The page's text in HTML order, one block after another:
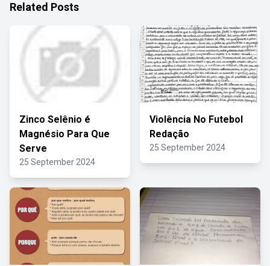
Related Posts
Zinco Selênio é
Magnésio Para Que
Serve
25 September 2024
Violência No Futebol
Redação
25 September 2024